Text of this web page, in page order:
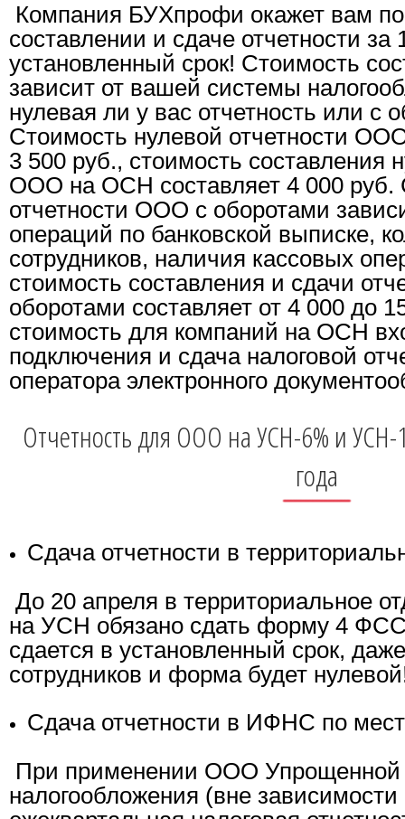
Компания БУХпрофи окажет вам
составлении и сдаче отчетности за
установленный срок! Стоимость
зависит от вашей системы
нулевая ли у вас отчетность или с
Стоимость нулевой отчетности
3 500 руб., стоимость составления
ООО на ОСН составляет 4 000 руб.
отчетности ООО с оборотами
операций по банковской выписке,
сотрудников, наличия кассовых
стоимость составления и сдачи
оборотами составляет от 4 000 до
стоимость для компаний на ОСН
подключения и сдача налоговой
оператора электронного
Отчетность для ООО на УСН-6% и УСН-
года
Сдача отчетности в
До 20 апреля в территориальное
на УСН обязано сдать форму 4
сдается в установленный срок,
сотрудников и форма будет
Сдача отчетности в ИФНС по
При применении ООО Упрощенной
налогообложения (вне зависимости